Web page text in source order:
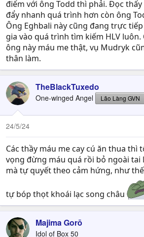
điểm với ông Todd thì phải. Đọc
đẩy nhanh quá trình hơn còn ông
Ông Eghbali này cũng đang trực
gia vào quá trình tìm kiếm HLV luôn.
ông này máu me thật, vụ Mudryk
thân làm.
TheBlackTuxedo
One-winged Angel Lão Làng GVN
24/5/24
Các thầy máu me cay cú ăn thua thì
vọng đừng máu quá rồi bỏ ngoài tai
mà tự quyết theo cảm hứng, như
tự bóp thọt khoái lạc song châu
Majima Gorō
Idol of Box 50